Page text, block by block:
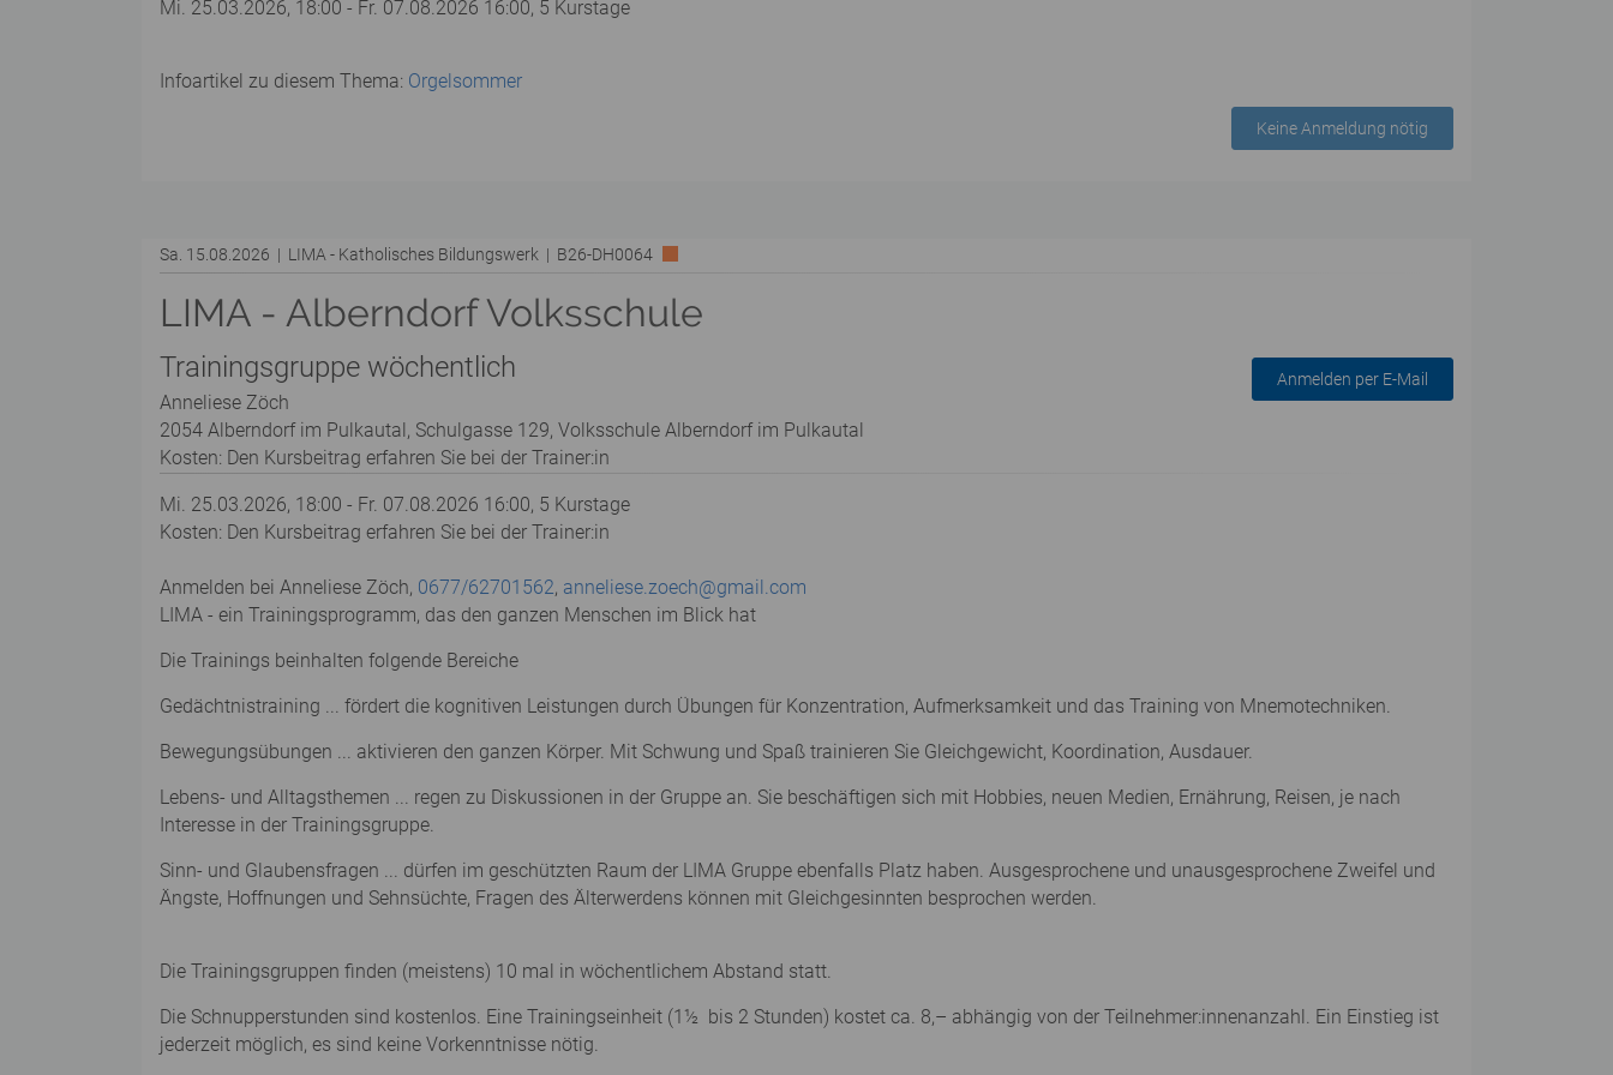
Mi. 25.03.2026, 18:00 - Fr. 07.08.2026 16:00, 5 Kurstage
Infoartikel zu diesem Thema: Orgelsommer
Keine Anmeldung nötig
Sa. 15.08.2026 | LIMA - Katholisches Bildungswerk | B26-DH0064
LIMA - Alberndorf Volksschule
Trainingsgruppe wöchentlich
Anneliese Zöch
2054 Alberndorf im Pulkautal, Schulgasse 129, Volksschule Alberndorf im Pulkautal
Kosten: Den Kursbeitrag erfahren Sie bei der Trainer:in
Anmelden per E-Mail
Mi. 25.03.2026, 18:00 - Fr. 07.08.2026 16:00, 5 Kurstage
Kosten: Den Kursbeitrag erfahren Sie bei der Trainer:in
Anmelden bei Anneliese Zöch, 0677/62701562, anneliese.zoech@gmail.com
LIMA - ein Trainingsprogramm, das den ganzen Menschen im Blick hat
Die Trainings beinhalten folgende Bereiche
Gedächtnistraining ... fördert die kognitiven Leistungen durch Übungen für Konzentration, Aufmerksamkeit und das Training von Mnemotechniken.
Bewegungsübungen ... aktivieren den ganzen Körper. Mit Schwung und Spaß trainieren Sie Gleichgewicht, Koordination, Ausdauer.
Lebens- und Alltagsthemen ... regen zu Diskussionen in der Gruppe an. Sie beschäftigen sich mit Hobbies, neuen Medien, Ernährung, Reisen, je nach
Interesse in der Trainingsgruppe.
Sinn- und Glaubensfragen ... dürfen im geschützten Raum der LIMA Gruppe ebenfalls Platz haben. Ausgesprochene und unausgesprochene Zweifel und
Ängste, Hoffnungen und Sehnsüchte, Fragen des Älterwerdens können mit Gleichgesinnten besprochen werden.
Die Trainingsgruppen finden (meistens) 10 mal in wöchentlichem Abstand statt.
Die Schnupperstunden sind kostenlos. Eine Trainingseinheit (1½ bis 2 Stunden) kostet ca. 8,– abhängig von der Teilnehmer:innenanzahl. Ein Einstieg ist
jederzeit möglich, es sind keine Vorkenntnisse nötig.